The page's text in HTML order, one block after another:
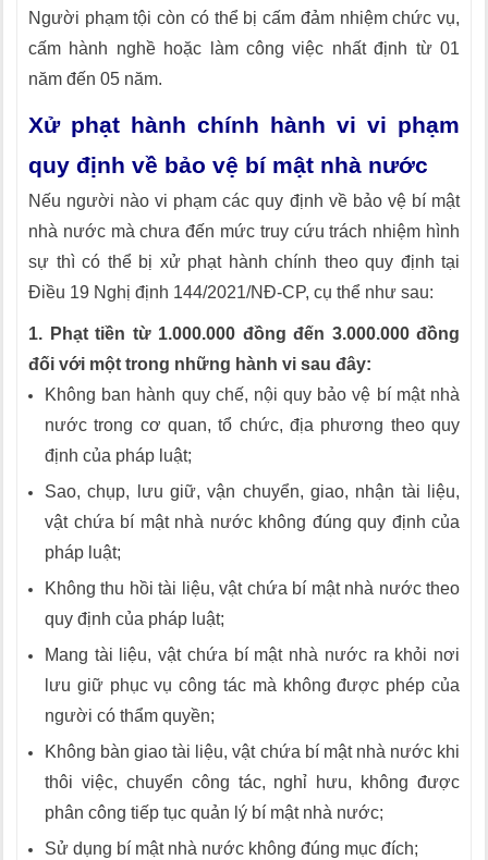
Người phạm tội còn có thể bị cấm đảm nhiệm chức vụ,
cấm hành nghề hoặc làm công việc nhất định từ 01
năm đến 05 năm.
Xử phạt hành chính hành vi vi phạm
quy định về bảo vệ bí mật nhà nước
Nếu người nào vi phạm các quy định về bảo vệ bí mật
nhà nước mà chưa đến mức truy cứu trách nhiệm hình
sự thì có thể bị xử phạt hành chính theo quy định tại
Điều 19 Nghị định 144/2021/NĐ-CP, cụ thể như sau:
1. Phạt tiền từ 1.000.000 đồng đến 3.000.000 đồng
đối với một trong những hành vi sau đây:
Không ban hành quy chế, nội quy bảo vệ bí mật nhà
nước trong cơ quan, tổ chức, địa phương theo quy
định của pháp luật;
Sao, chụp, lưu giữ, vận chuyển, giao, nhận tài liệu,
vật chứa bí mật nhà nước không đúng quy định của
pháp luật;
Không thu hồi tài liệu, vật chứa bí mật nhà nước theo
quy định của pháp luật;
Mang tài liệu, vật chứa bí mật nhà nước ra khỏi nơi
lưu giữ phục vụ công tác mà không được phép của
người có thẩm quyền;
Không bàn giao tài liệu, vật chứa bí mật nhà nước khi
thôi việc, chuyển công tác, nghỉ hưu, không được
phân công tiếp tục quản lý bí mật nhà nước;
Sử dụng bí mật nhà nước không đúng mục đích;